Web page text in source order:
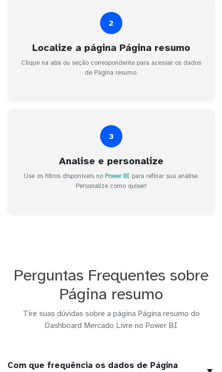
2
Localize a página Página resumo
Clique na aba ou seção correspondente para acessar os dados
de Página resumo.
3
Analise e personalize
Use os filtros disponíveis no Power BI para refinar sua análise.
Personalize como quiser!
Perguntas Frequentes sobre
Página resumo
Tire suas dúvidas sobre a página Página resumo do
Dashboard Mercado Livre no Power BI
Com que frequência os dados de Página